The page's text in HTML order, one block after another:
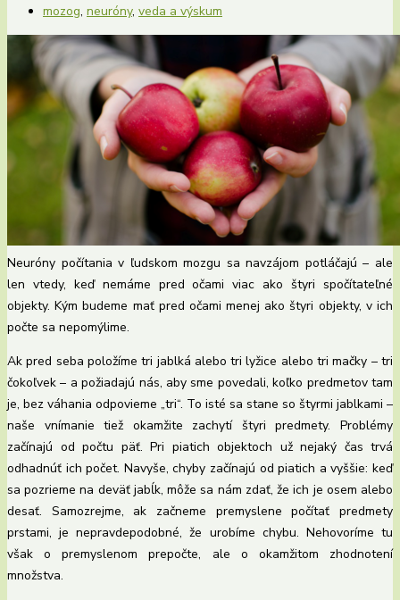
mozog, neuróny, veda a výskum
Neuróny počítania v ľudskom mozgu sa navzájom potláčajú – ale
len vtedy, keď nemáme pred očami viac ako štyri spočítateľné
objekty. Kým budeme mať pred očami menej ako štyri objekty, v ich
počte sa nepomýlime.
Ak pred seba položíme tri jablká alebo tri lyžice alebo tri mačky – tri
čokoľvek – a požiadajú nás, aby sme povedali, koľko predmetov tam
je, bez váhania odpovieme „tri“. To isté sa stane so štyrmi jablkami –
naše vnímanie tiež okamžite zachytí štyri predmety. Problémy
začínajú od počtu päť. Pri piatich objektoch už nejaký čas trvá
odhadnúť ich počet. Navyše, chyby začínajú od piatich a vyššie: keď
sa pozrieme na deväť jabĺk, môže sa nám zdať, že ich je osem alebo
desať. Samozrejme, ak začneme premyslene počítať predmety
prstami, je nepravdepodobné, že urobíme chybu. Nehovoríme tu
však o premyslenom prepočte, ale o okamžitom zhodnotení
množstva.